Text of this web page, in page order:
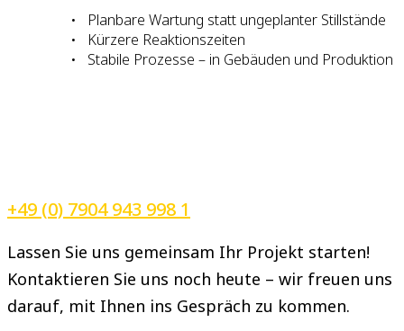
Planbare Wartung statt ungeplanter Stillstände
Kürzere Reaktionszeiten
Stabile Prozesse – in Gebäuden und Produktion
+49 (0) 7904 943 998 1
Lassen Sie uns gemeinsam Ihr Projekt starten!
Kontaktieren Sie uns noch heute – wir freuen uns
darauf, mit Ihnen ins Gespräch zu kommen.